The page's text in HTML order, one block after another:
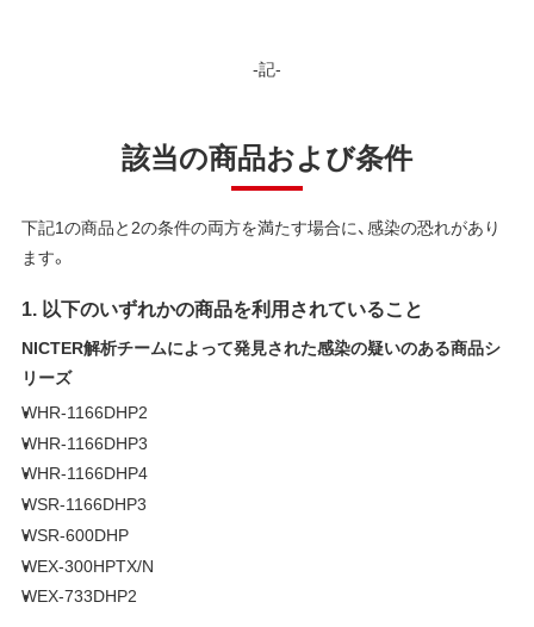
-記-
該当の商品および条件
下記1の商品と2の条件の両方を満たす場合に、感染の恐れがあり
ます。
1. 以下のいずれかの商品を利用されていること
NICTER解析チームによって発見された感染の疑いのある商品シ
リーズ
WHR-1166DHP2
WHR-1166DHP3
WHR-1166DHP4
WSR-1166DHP3
WSR-600DHP
WEX-300HPTX/N
WEX-733DHP2